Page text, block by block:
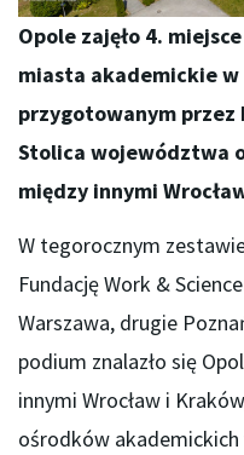
Opole zajęło 4.
miasta akademickie w
przygotowanym przez
Stolica województwa
między innymi
W tegorocznym
Fundację Work &
Warszawa, drugie
podium znalazło się
innymi Wrocław i
ośrodków akademickich